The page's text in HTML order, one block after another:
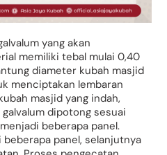
yang akan
memiliki tebal mulai 0,40
diameter kubah masjid
menciptakan lembaran
masjid yang indah,
dipotong sesuai
beberapa panel.
panel, selanjutnya